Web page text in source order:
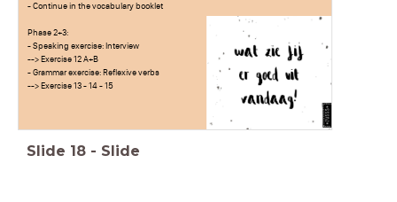
- Continue in the vocabulary booklet
Phase 2+3:
- Speaking exercise: Interview
--> Exercise 12 A+B
- Grammar exercise: Reflexive verbs
--> Exercise 13 - 14 - 15
Slide 18 - Slide